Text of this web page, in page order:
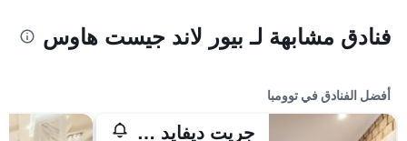
فنادق مشابهة لـ بيور لاند جيست هاوس
أفضل الفنادق في توومبا
جريت ديفايد موتور إن